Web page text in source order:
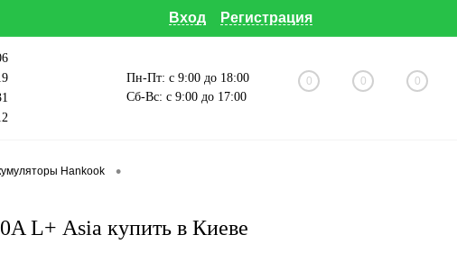
Вход Регистрация
Пн-Пт: с 9:00 до 18:00
Сб-Вс: с 9:00 до 17:00
0 0 0
Hankook •
L+ Аsia купить в Киеве